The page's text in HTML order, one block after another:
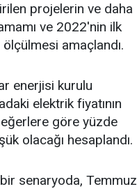
projelerin ve daha
ve 2022'nin ilk
ölçülmesi amaçlandı.
enerjisi kurulu
elektrik fiyatının
göre yüzde
olacağı hesaplandı.
senaryoda, Temmuz